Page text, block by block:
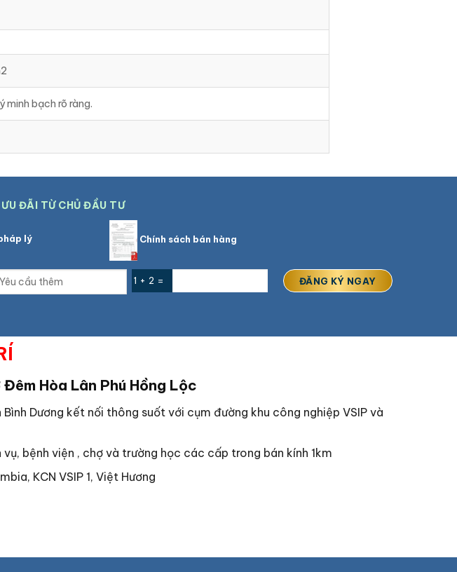
minh bạch rõ ràng.
ĐÃI TỪ CHỦ ĐẦU TƯ
lý Chính sách bán hàng
1 + 2 =
Hòa Lân Phú Hồng Lộc
Dương kết nối thông suốt với cụm đường khu công nghiệp VSIP và
bệnh viện , chợ và trường học các cấp trong bán kính 1km
KCN VSIP 1, Việt Hương